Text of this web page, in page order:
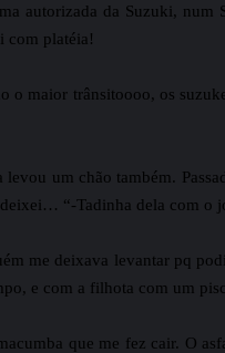
autorizada da Suzuki,
com platéia!
o maior trânsitoooo, os
um chão também.
“-Tadinha dela com o
me deixava levantar pq
e com a filhota com um
que me fez cair. O